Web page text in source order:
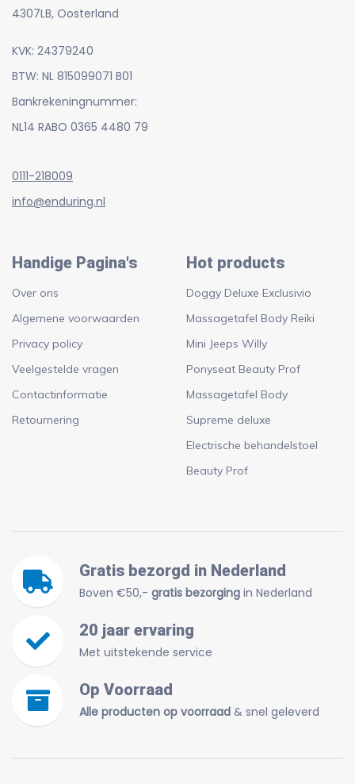
4307LB, Oosterland
KVK: 24379240
BTW: NL 815099071 B01
Bankrekeningnummer:
NL14 RABO 0365 4480 79
0111-218009
info@enduring.nl
Handige Pagina's
Over ons
Algemene voorwaarden
Privacy policy
Veelgestelde vragen
Contactinformatie
Retournering
Hot products
Doggy Deluxe Exclusivio
Massagetafel Body Reiki
Mini Jeeps Willy
Ponyseat Beauty Prof
Massagetafel Body
Supreme deluxe
Electrische behandelstoel
Beauty Prof
Gratis bezorgd in Nederland
Boven €50,- gratis bezorging in Nederland
20 jaar ervaring
Met uitstekende service
Op Voorraad
Alle producten op voorraad & snel geleverd